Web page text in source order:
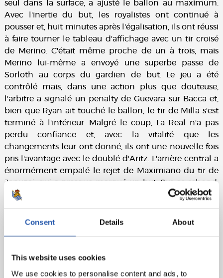
Consent Details About
This website uses cookies
We use cookies to personalise content and ads, to
seul dans la surface, a ajusté le ballon au maximum.
Avec l'inertie du but, les royalistes ont continué à
pousser et, huit minutes après l'égalisation, ils ont réussi
à faire tourner le tableau d'affichage avec un tir croisé
de Merino. C'était même proche de un à trois, mais
Merino lui-même a envoyé une superbe passe de
Sorloth au corps du gardien de but. Le jeu a été
contrôlé mais, dans une action plus que douteuse,
l'arbitre a signalé un penalty de Guevara sur Bacca et,
bien que Ryan ait touché le ballon, le tir de Milla s'est
terminé à l'intérieur. Malgré le coup, La Real n'a pas
perdu confiance et, avec la vitalité que les
changements leur ont donné, ils ont une nouvelle fois
pris l'avantage avec le doublé d'Aritz. L'arrière central a
énormément empalé le rejet de Maximiano du tir de
Januzaj, qui a presque marqué un but. Sur ce rebond,
le joueur de Beasain a marqué son deuxième but et a
Trois points d'une valeur énorme pour consolider le
parcours de l'équipe. Maintenant, pour recevoir Elche
Fiche technique: